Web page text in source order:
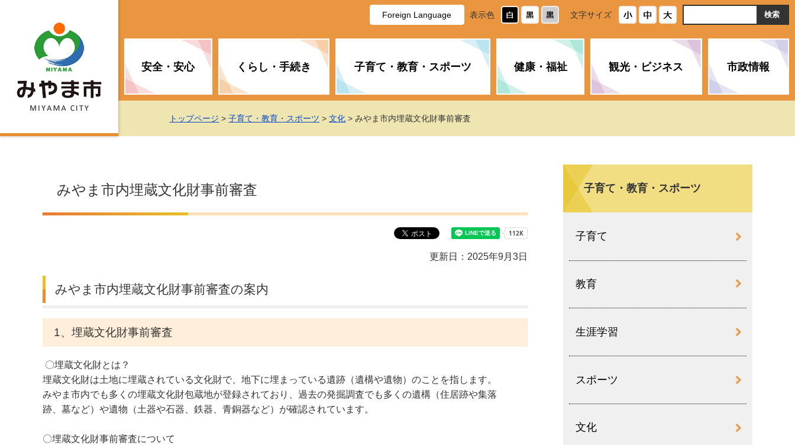
Foreign Language 表示色 文字サイズ
ト
索
安全・安心
お知らせ（安全・安心） 休日・夜間の急病 防災
くらし・手続き
届け出・証明 税金 水道・下水道・浄化槽
移住・定住支援 ペット・動物・環境
デジタル地域通貨
子育て・教育・スポーツ
教育 生涯学習
健康・福祉
国民健康保険 計画
新型コロナウイルス感染症に
ついて
観光・ビジネス
観光情報 企業誘致に関すること 商工業
地球温暖化対策
市政情報
市の政策 市長の部屋 市役所ご案内
情報公開と個人情報保護制度
市へのご意見・パブリックコ
メント
企業版ふるさと納税
デジタルマップ
トップページ >子育て・教育・スポーツ >文化 > みやま市内埋蔵文化財事前審査
みやま市内埋蔵文化財事前審査
更新日：2025年9月3日
みやま市内埋蔵文化財事前審査の案内
1、埋蔵文化財事前審査
〇埋蔵文化財とは？
埋蔵文化財は土地に埋蔵されている文化財で、地下に埋まっている遺跡（遺構や遺物）のことを指します。
みやま市内でも多くの埋蔵文化財包蔵地が登録されており、過去の発掘調査でも多くの遺構（住居跡や集落
跡、墓など）や遺物（土器や石器、鉄器、青銅器など）が確認されています。
〇埋蔵文化財事前審査について
子育て・教育・スポーツ
子育て
教育
生涯学習
スポーツ
文化